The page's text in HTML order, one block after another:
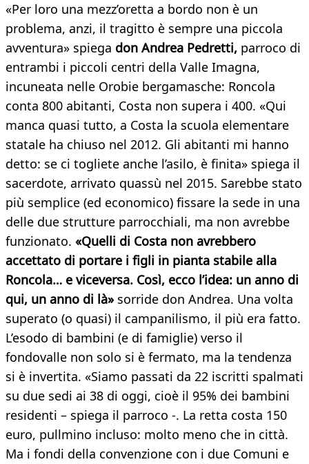
«Per loro una mezz’oretta a bordo non è un
problema, anzi, il tragitto è sempre una piccola
avventura» spiega don Andrea Pedretti, parroco di
entrambi i piccoli centri della Valle Imagna,
incuneata nelle Orobie bergamasche: Roncola
conta 800 abitanti, Costa non supera i 400. «Qui
manca quasi tutto, a Costa la scuola elementare
statale ha chiuso nel 2012. Gli abitanti mi hanno
detto: se ci togliete anche l’asilo, è finita» spiega il
sacerdote, arrivato quassù nel 2015. Sarebbe stato
più semplice (ed economico) fissare la sede in una
delle due strutture parrocchiali, ma non avrebbe
funzionato. «Quelli di Costa non avrebbero
accettato di portare i figli in pianta stabile alla
Roncola… e viceversa. Così, ecco l’idea: un anno di
qui, un anno di là» sorride don Andrea. Una volta
superato (o quasi) il campanilismo, il più era fatto.
L’esodo di bambini (e di famiglie) verso il
fondovalle non solo si è fermato, ma la tendenza
si è invertita. «Siamo passati da 22 iscritti spalmati
su due sedi ai 38 di oggi, cioè il 95% dei bambini
residenti – spiega il parroco -. La retta costa 150
euro, pullmino incluso: molto meno che in città.
Ma i fondi della convenzione con i due Comuni e